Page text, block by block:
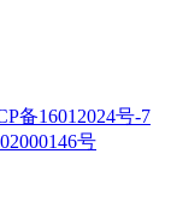
备16012024号-7
号